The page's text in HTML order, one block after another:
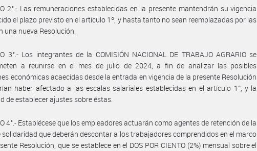
2°.- Las remuneraciones establecidas en la presente mantendrán su vigencia
el plazo previsto en el artículo 1º, y hasta tanto no sean reemplazadas por las
una nueva Resolución.
3°.- Los integrantes de la COMISIÓN NACIONAL DE TRABAJO AGRARIO se
a reunirse en el mes de julio de 2024, a fin de analizar las posibles
económicas acaecidas desde la entrada en vigencia de la presente Resolución
haber afectado a las escalas salariales establecidas en el artículo 1°, y la
de establecer ajustes sobre éstas.
4°.- Establécese que los empleadores actuarán como agentes de retención de la
que deberán descontar a los trabajadores comprendidos en el marco
Resolución, que se establece en el DOS POR CIENTO (2%) mensual sobre el